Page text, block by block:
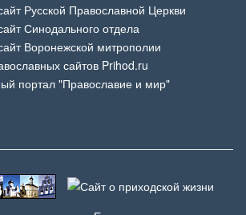
Русской Православной Церкви
Синодального отдела
Воронежской митрополии
сайтов Prihod.ru
портал "Православие и мир"